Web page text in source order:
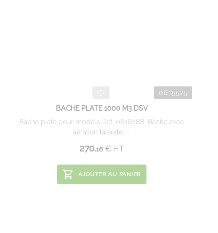
0615525
BACHE PLATE 1000 M3 DSV
Bâche plate pour modèle Réf. 0618288. Bâche avec
aération latérale. ...
270.16 € HT
AJOUTER AU PANIER